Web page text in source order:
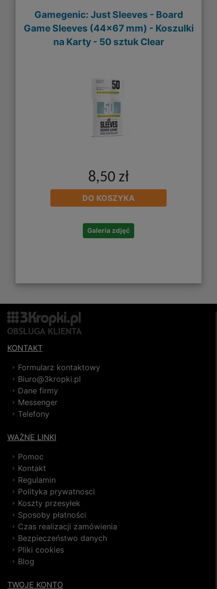
Gamegenic: Just Sleeves - Board
Game Sleeves (44x67 mm) - Koszulki
na Karty - 50 sztuk Clear
8,50 zł
DO KOSZYKA
Galeria zdjęć
KONTAKT
Formularz kontaktowy
Biuro@3kropki.pl
Dane firmy
Messenger
Telefony
WAŻNE LINKI
Pomoc
Kontakt
Regulamin
Polityka prywatnosci
Koszty przesyłek
Sposoby płatności
Czas realizacji zamówienia
Bezpieczeństwo danych
Pliki cookies
Blog
TWOJE KONTO